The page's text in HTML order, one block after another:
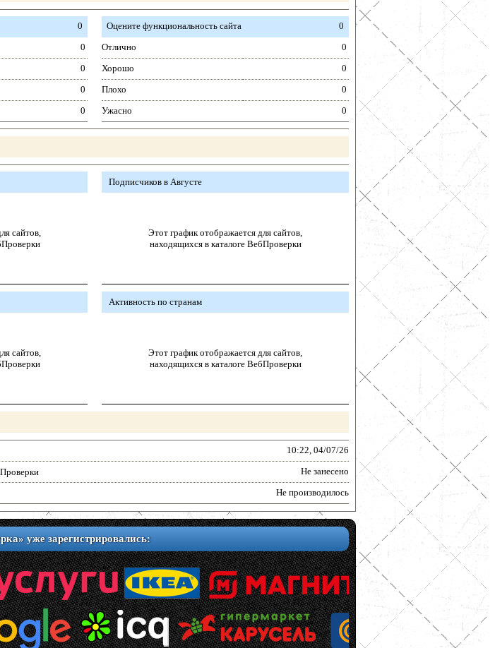
0
0
0
0
0
Оцените функциональность сайта
0
Отлично
0
Хорошо
0
Плохо
0
Ужасно
0
сайтов,
Подписчиков в Августе
Этот график отображается для сайтов,
находящихся в каталоге ВебПроверки
сайтов,
Активность по странам
Этот график отображается для сайтов,
находящихся в каталоге ВебПроверки
10:22, 04/07/26
Не занесено
Не производилось
уже зарегистрировались: